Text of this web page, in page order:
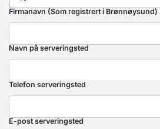
Firmanavn (Som registrert i Brønnøysund)
Navn på serveringsted
Telefon serveringsted
E-post serveringsted